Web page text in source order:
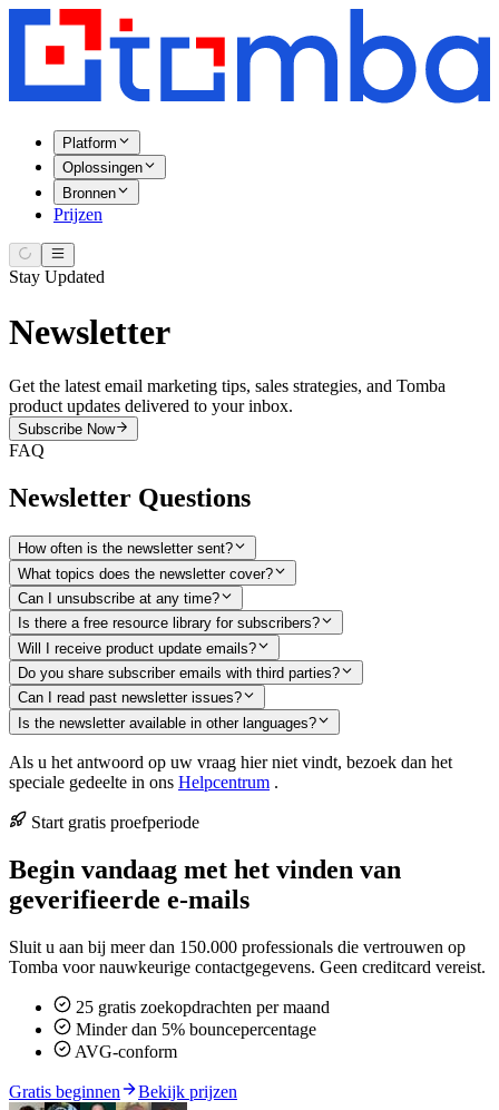
Platform
Oplossingen
Bronnen
Prijzen
Stay Updated
Newsletter
Get the latest email marketing tips, sales strategies, and Tomba
product updates delivered to your inbox.
Subscribe Now
FAQ
Newsletter Questions
How often is the newsletter sent?
What topics does the newsletter cover?
Can I unsubscribe at any time?
Is there a free resource library for subscribers?
Will I receive product update emails?
Do you share subscriber emails with third parties?
Can I read past newsletter issues?
Is the newsletter available in other languages?
Als u het antwoord op uw vraag hier niet vindt, bezoek dan het
speciale gedeelte in ons Helpcentrum .
Start gratis proefperiode
Begin vandaag met het vinden van
geverifieerde e-mails
Sluit u aan bij meer dan 150.000 professionals die vertrouwen op
Tomba voor nauwkeurige contactgegevens. Geen creditcard vereist.
25 gratis zoekopdrachten per maand
Minder dan 5% bouncepercentage
AVG-conform
Gratis beginnen Bekijk prijzen